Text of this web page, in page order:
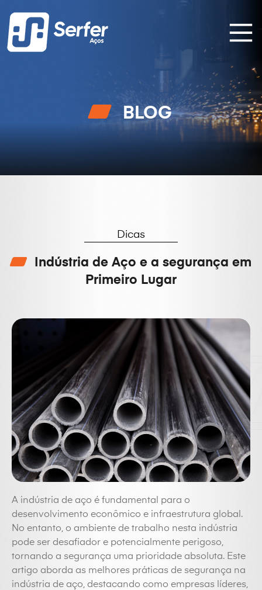
BLOG
Dicas
Indústria de Aço e a segurança em
Primeiro Lugar
A indústria de aço é fundamental para o
desenvolvimento econômico e infraestrutura global.
No entanto, o ambiente de trabalho nesta indústria
pode ser desafiador e potencialmente perigoso,
tornando a segurança uma prioridade absoluta. Este
artigo aborda as melhores práticas de segurança na
indústria de aço, destacando como empresas líderes,